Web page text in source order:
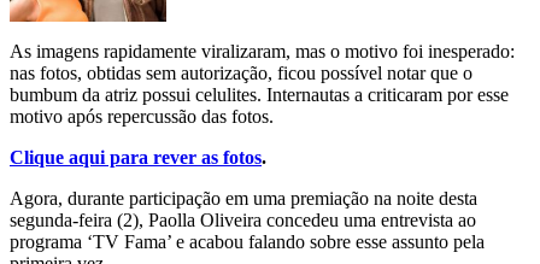
As imagens rapidamente viralizaram, mas o motivo foi inesperado:
nas fotos, obtidas sem autorização, ficou possível notar que o
bumbum da atriz possui celulites. Internautas a criticaram por esse
motivo após repercussão das fotos.
Clique aqui para rever as fotos.
Agora, durante participação em uma premiação na noite desta
segunda-feira (2), Paolla Oliveira concedeu uma entrevista ao
programa ‘TV Fama’ e acabou falando sobre esse assunto pela